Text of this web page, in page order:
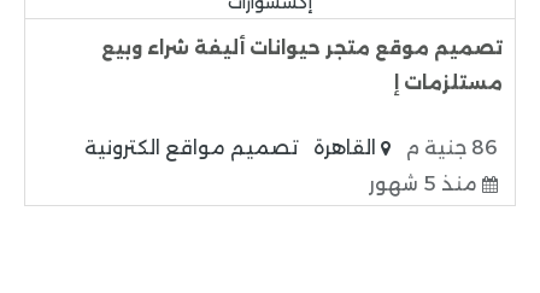
تصميم موقع متجر حيوانات أليفة شراء وبيع
مستلزمات إ
86 جنية م القاهرة
تصميم مواقع الكترونية
منذ 5 شهور